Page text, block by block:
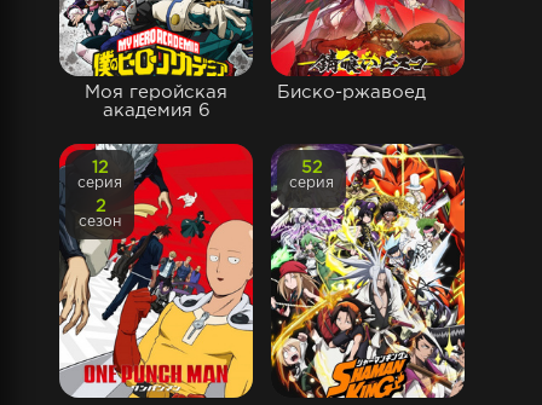
Моя геройская
академия 6
Биско-ржавоед
12
серия
2
сезон
52
серия